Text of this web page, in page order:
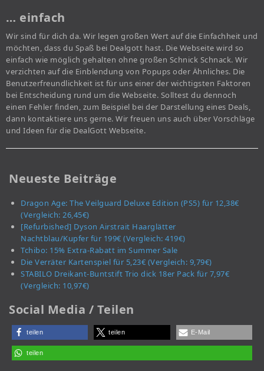
… einfach
Wir sind für dich da. Wir legen großen Wert auf die Einfachheit und
möchten, dass du Spaß bei Dealgott hast. Die Webseite wird so
einfach wie möglich gehalten ohne großen Schnick Schnack. Wir
verzichten auf die Einblendung von Popups oder Ähnliches. Die
Benutzerfreundlichkeit ist für uns einer der wichtigsten Faktoren
bei Entscheidung rund um die Webseite. Solltest du dennoch
einen Fehler finden, zum Beispiel bei der Darstellung eines Deals,
dann kontaktiere uns gerne. Wir freuen uns auch über Vorschläge
und Ideen für die DealGott Webseite.
Neueste Beiträge
Dragon Age: The Veilguard Deluxe Edition (PS5) für 12,38€
(Vergleich: 26,45€)
[Refurbished] Dyson Airstrait Haarglätter
Nachtblau/Kupfer für 199€ (Vergleich: 419€)
Tchibo: 15% Extra-Rabatt im Summer Sale
Die Verräter Kartenspiel für 5,23€ (Vergleich: 9,79€)
STABILO Dreikant-Buntstift Trio dick 18er Pack für 7,97€
(Vergleich: 10,97€)
Social Media / Teilen
teilen teilen E-Mail
teilen